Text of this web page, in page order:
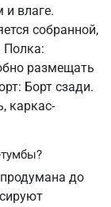
и влаге.
собранной,
Полка:
размещать
Борт сзади.
каркас-
до